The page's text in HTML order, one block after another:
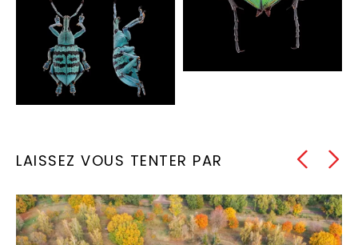
LAISSEZ VOUS TENTER PAR